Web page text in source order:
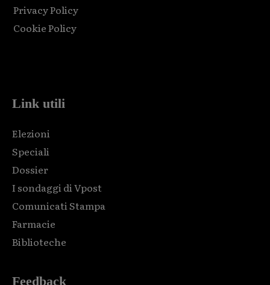
Privacy Policy
Cookie Policy
Link utili
Elezioni
Speciali
Dossier
I sondaggi di Vpost
Comunicati Stampa
Farmacie
Biblioteche
Feedback